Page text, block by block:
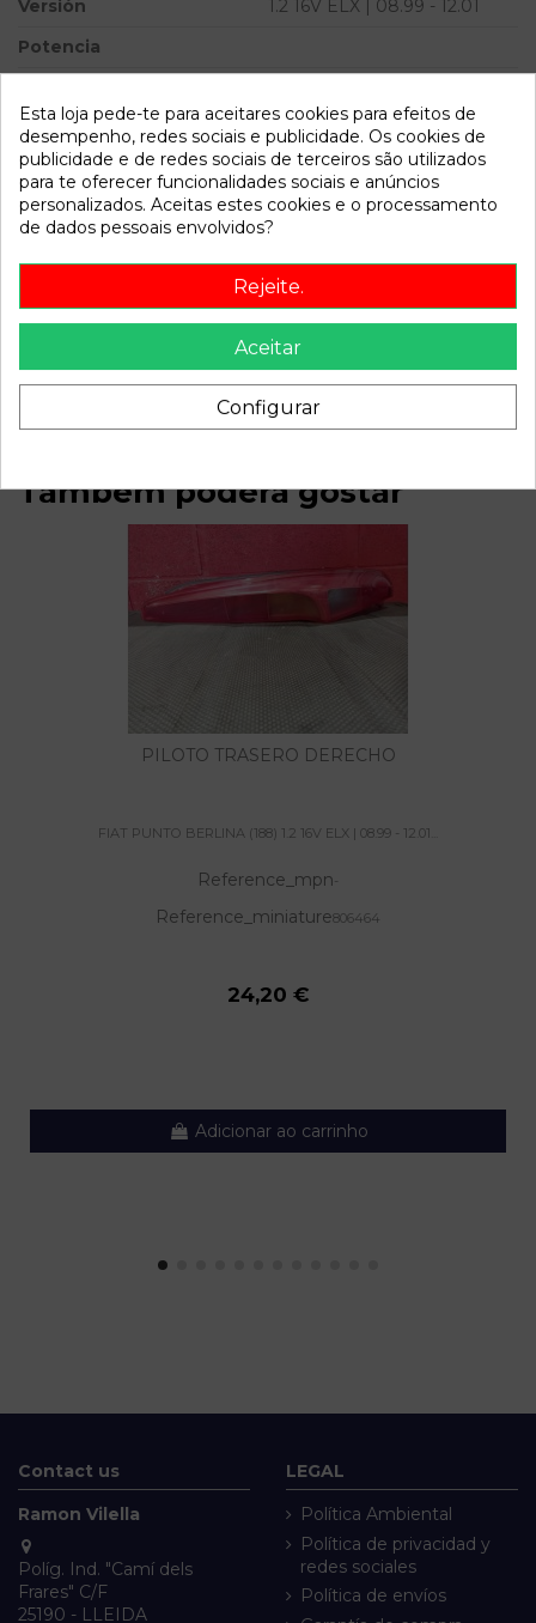
Versión
1.2 16V ELX | 08.99 - 12.01
Potencia
16V ELX | 08.99 - 12.01
Referência 806467
Disponível a partir de: 2022-04-04
Recambio de mando calefaccion aire acondicionado para
fiat punto berlina (188) 1.2 16v elx | 08.99 - 12.01 1.2 16v elx |
08.99 - 12.01 referencia OEM IAM
Também poderá gostar
PILOTO TRASERO DERECHO
FIAT PUNTO BERLINA (188) 1.2 16V ELX | 08.99 - 12.01...
Reference_mpn-
Reference_miniature806464
24,20 €
Adicionar ao carrinho
Contact us
Ramon Vilella
Políg. Ind. "Camí dels
Frares" C/F
25190 - LLEIDA
LEGAL
Política Ambiental
Política de privacidad y
redes sociales
Política de envíos
Esta loja pede-te para aceitares cookies para efeitos de
desempenho, redes sociais e publicidade. Os cookies de
publicidade e de redes sociais de terceiros são utilizados
para te oferecer funcionalidades sociais e anúncios
personalizados. Aceitas estes cookies e o processamento
de dados pessoais envolvidos?
Rejeite.
Aceitar
Configurar